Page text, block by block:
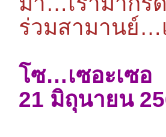
ร่วมสามานย์…
โซ…เซอะเซอ
21 มิถุนายน